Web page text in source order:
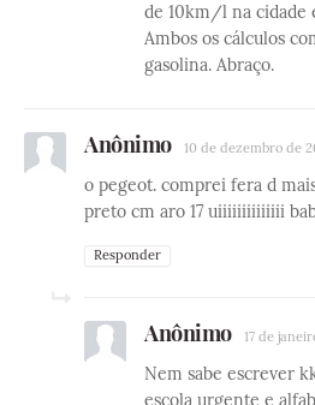
de 10km/l na cidade
Ambos os cálculos
gasolina. Abraço.
Anônimo 10 de dezembro de
o pegeot. comprei fera d
preto cm aro 17 uiiiiiiiiiiiiii
Responder
Anônimo 17 de
Nem sabe escrever
escola urgente e